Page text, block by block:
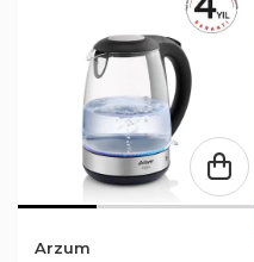
Arzum